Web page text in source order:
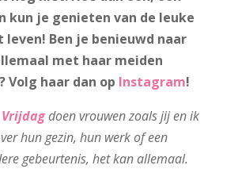
kun je genieten van de leuke
leven! Ben je benieuwd naar
met haar meiden
Volg haar dan op Instagram!
doen vrouwen zoals jij en ik
hun gezin, hun werk of een
gebeurtenis, het kan allemaal.